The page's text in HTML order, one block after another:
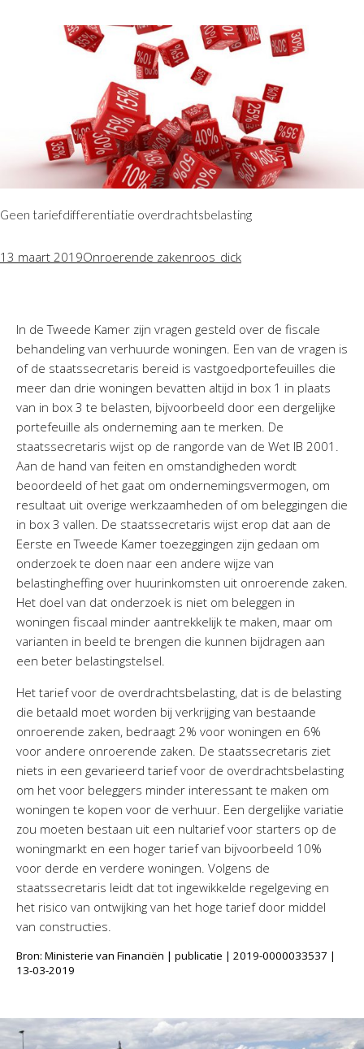
Geen tariefdifferentiatie overdrachtsbelasting
13 maart 2019Onroerende zakenroos_dick
In de Tweede Kamer zijn vragen gesteld over de fiscale
behandeling van verhuurde woningen. Een van de vragen is
of de staatssecretaris bereid is vastgoedportefeuilles die
meer dan drie woningen bevatten altijd in box 1 in plaats
van in box 3 te belasten, bijvoorbeeld door een dergelijke
portefeuille als onderneming aan te merken. De
staatssecretaris wijst op de rangorde van de Wet IB 2001.
Aan de hand van feiten en omstandigheden wordt
beoordeeld of het gaat om ondernemingsvermogen, om
resultaat uit overige werkzaamheden of om beleggingen die
in box 3 vallen. De staatssecretaris wijst erop dat aan de
Eerste en Tweede Kamer toezeggingen zijn gedaan om
onderzoek te doen naar een andere wijze van
belastingheffing over huurinkomsten uit onroerende zaken.
Het doel van dat onderzoek is niet om beleggen in
woningen fiscaal minder aantrekkelijk te maken, maar om
varianten in beeld te brengen die kunnen bijdragen aan
een beter belastingstelsel.
Het tarief voor de overdrachtsbelasting, dat is de belasting
die betaald moet worden bij verkrijging van bestaande
onroerende zaken, bedraagt 2% voor woningen en 6%
voor andere onroerende zaken. De staatssecretaris ziet
niets in een gevarieerd tarief voor de overdrachtsbelasting
om het voor beleggers minder interessant te maken om
woningen te kopen voor de verhuur. Een dergelijke variatie
zou moeten bestaan uit een nultarief voor starters op de
woningmarkt en een hoger tarief van bijvoorbeeld 10%
voor derde en verdere woningen. Volgens de
staatssecretaris leidt dat tot ingewikkelde regelgeving en
het risico van ontwijking van het hoge tarief door middel
van constructies.
Bron: Ministerie van Financiën | publicatie | 2019-0000033537 |
13-03-2019